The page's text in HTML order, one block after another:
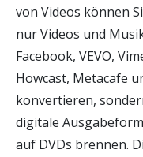
von Videos können
nur Videos und
Facebook, VEVO,
Howcast, Metacafe
konvertieren,
digitale
auf DVDs brennen.